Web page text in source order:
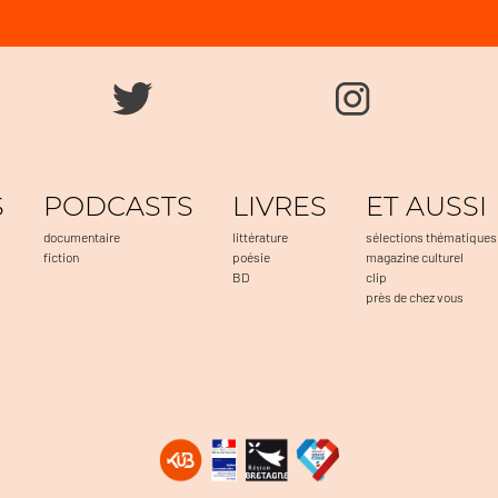
PODCASTS
documentaire
fiction
LIVRES
littérature
poésie
BD
ET AUSSI
sélections thématiques
magazine culturel
clip
près de chez vous